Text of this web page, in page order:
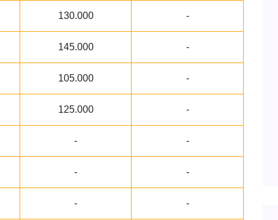
130.000 -
145.000 -
105.000 -
125.000 -
- -
- -
- -